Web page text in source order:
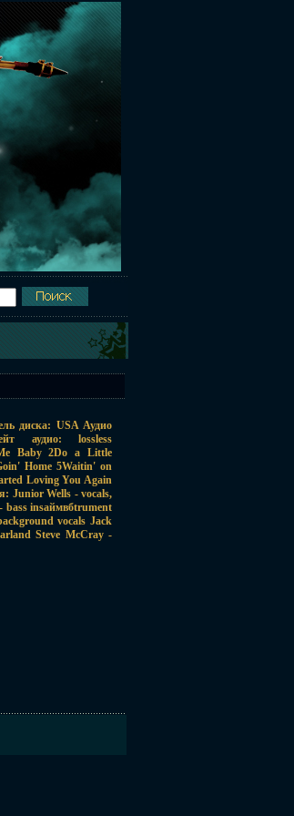
диска: USA Аудио
аудио: lossless
Baby 2Do a Little
Home 5Waitin' on
Loving You Again
Junior Wells - vocals,
bass insаймвбtrument
vocals Jack
Steve McCray -